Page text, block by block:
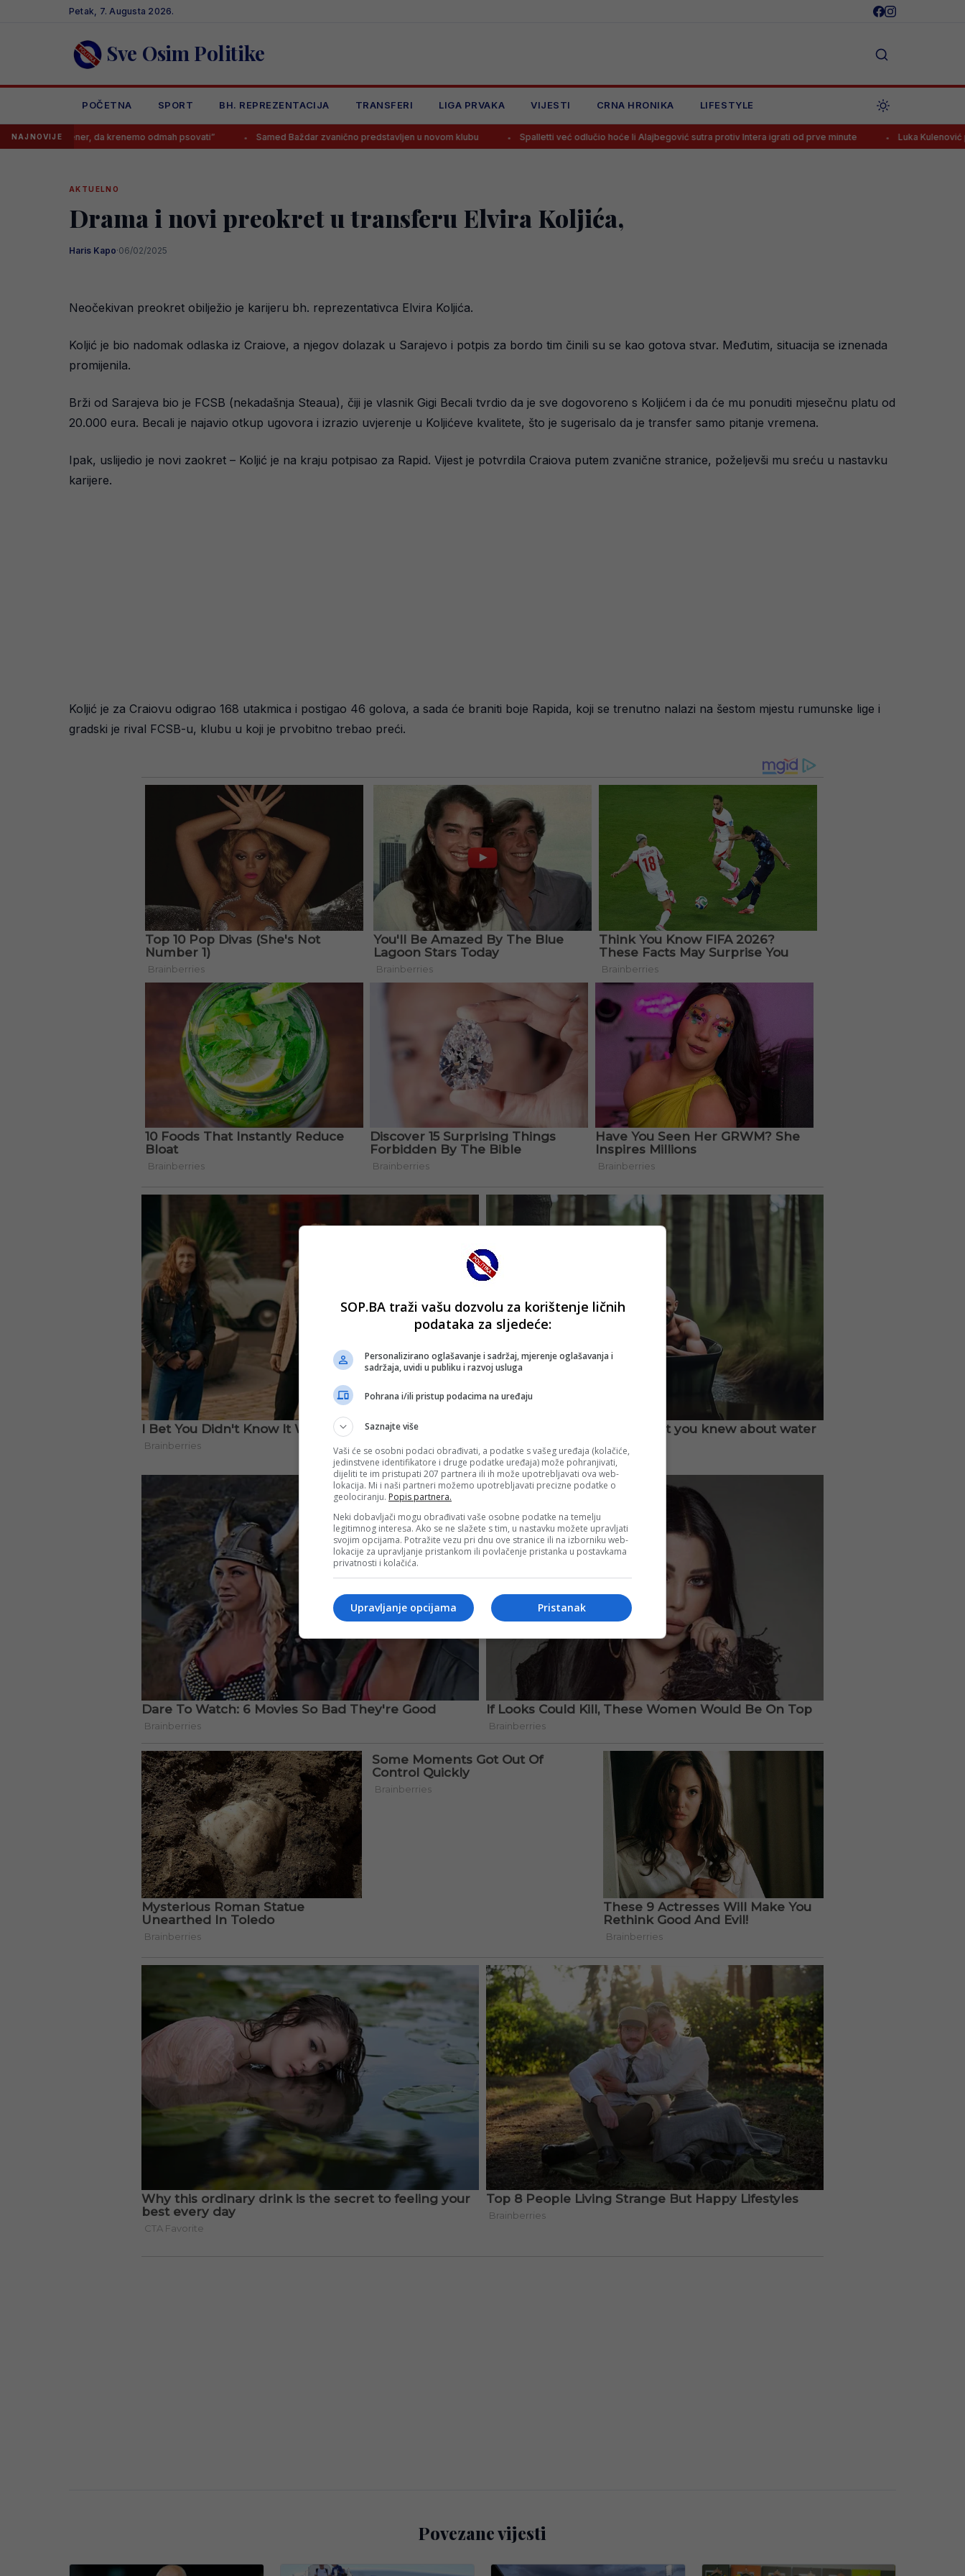
Petak, 7. Augusta 2026.
Sve Osim Politike
POČETNA SPORT BH. REPREZENTACIJA TRANSFERI LIGA PRVAKA VIJESTI CRNA HRONIKA LIFESTYLE
NAJNOVIJE
da krenemo odmah psovati” Samed Baždar zvanično predstavljen u novom klubu Spalletti već odlučio hoće li Alajbegović sutra protiv Intera igrati od prve minute Luka Kulenović pred
AKTUELNO
Drama i novi preokret u transferu Elvira Koljića,
Haris Kapo·06/02/2025
Neočekivan preokret obilježio je karijeru bh. reprezentativca Elvira Koljića.
Koljić je bio nadomak odlaska iz Craiove, a njegov dolazak u Sarajevo i potpis za bordo tim činili su se kao gotova stvar. Međutim, situacija se iznenada
promijenila.
Brži od Sarajeva bio je FCSB (nekadašnja Steaua), čiji je vlasnik Gigi Becali tvrdio da je sve dogovoreno s Koljićem i da će mu ponuditi mjesečnu platu od
20.000 eura. Becali je najavio otkup ugovora i izrazio uvjerenje u Koljićeve kvalitete, što je sugerisalo da je transfer samo pitanje vremena.
Ipak, uslijedio je novi zaokret – Koljić je na kraju potpisao za Rapid. Vijest je potvrdila Craiova putem zvanične stranice, poželjevši mu sreću u nastavku
karijere.
Koljić je za Craiovu odigrao 168 utakmica i postigao 46 golova, a sada će braniti boje Rapida, koji se trenutno nalazi na šestom mjestu rumunske lige i
gradski je rival FCSB-u, klubu u koji je prvobitno trebao preći.
Povezane vijesti
SOP.BA traži vašu dozvolu za korištenje ličnih
podataka za sljedeće:
Personalizirano oglašavanje i sadržaj, mjerenje oglašavanja i
sadržaja, uvidi u publiku i razvoj usluga
Pohrana i/ili pristup podacima na uređaju
Saznajte više
Vaši će se osobni podaci obrađivati, a podatke s vašeg uređaja (kolačiće,
jedinstvene identifikatore i druge podatke uređaja) može pohranjivati,
dijeliti te im pristupati 207 partnera ili ih može upotrebljavati ova web-
lokacija. Mi i naši partneri možemo upotrebljavati precizne podatke o
geolociranju. Popis partnera.
Neki dobavljači mogu obrađivati vaše osobne podatke na temelju
legitimnog interesa. Ako se ne slažete s tim, u nastavku možete upravljati
svojim opcijama. Potražite vezu pri dnu ove stranice ili na izborniku web-
lokacije za upravljanje pristankom ili povlačenje pristanka u postavkama
privatnosti i kolačića.
Pristanak
Upravljanje opcijama